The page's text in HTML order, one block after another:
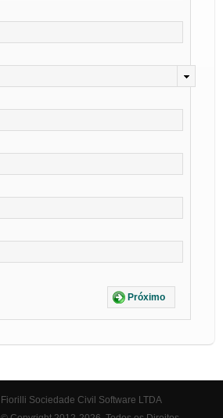
Próximo
Fiorilli Sociedade Civil Software LTDA